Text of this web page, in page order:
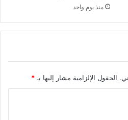
منذ يوم واحد
الحقول الإلزامية مشار إليها بـ *